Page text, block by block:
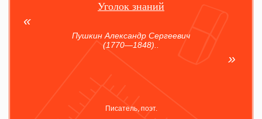
Уголок знаний
Пушкин Александр Сергеевич
(1770—1848)..
Писатель, поэт.